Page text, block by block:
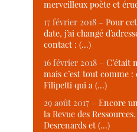
merveilleux poète et
17 février 2018 –Pour
date, j’ai changé
contact : (…)
16 février 2018 –C’était
mais c’est tout comme :
Filipetti qui a (…)
29 août 2017 –Encore
la Revue des
Desrenards et (…)